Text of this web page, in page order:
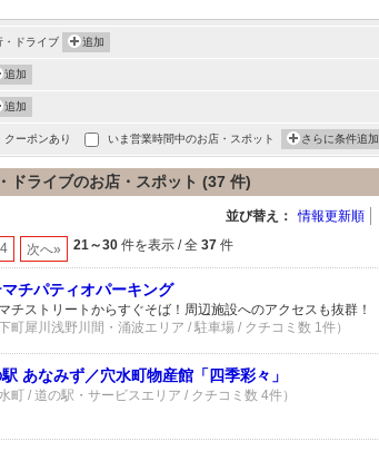
・ドライブ 追加
追加
追加
クーポンあり いま営業時間中のお店・スポット さらに条件追加
ドライブのお店・スポット (37 件)
並び替え： 情報更新順
4 次へ» 21～30 件を表示 / 全 37 件
チパティオパーキング
チストリートからすぐそば！周辺施設へのアクセスも抜群！
下町犀川浅野川間・涌波エリア / 駐車場 / クチコミ数 1件）
あなみず／穴水町物産館「四季彩々」
水町 / 道の駅・サービスエリア / クチコミ数 4件）